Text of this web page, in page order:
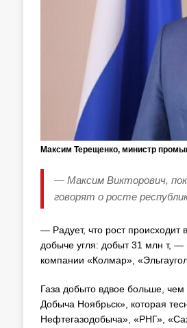
Максим Терещенко, министр
— Максим Викторович,
говорят о росте
— Радует, что рост
добыче угля: добыт 31 млн т, —
компании «Колмар»,
Газа добыто вдвое больше,
Добыча Ноябрьск», которая
Нефтегазодобыча», «РНГ»,